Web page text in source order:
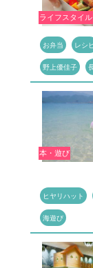
ライフスタイル
お弁当 レシ
野上優佳子
本・遊び
ヒヤリハット
海遊び